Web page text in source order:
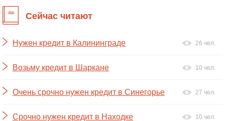
Сейчас читают
Нужен кредит в Калининграде 26 чел.
Возьму кредит в Шаркане 10 чел.
Очень срочно нужен кредит в Синегорье 27 чел.
Срочно нужен кредит в Находке 10 чел.